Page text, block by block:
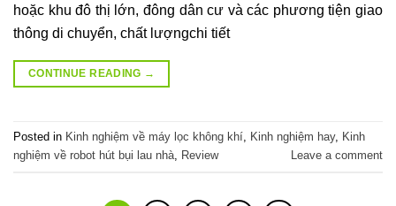
hoặc khu đô thị lớn, đông dân cư và các phương tiện giao
thông di chuyển, chất lượngchi tiết
CONTINUE READING →
Posted in Kinh nghiệm về máy lọc không khí, Kinh nghiệm hay, Kinh
nghiệm về robot hút bụi lau nhà, Review Leave a comment